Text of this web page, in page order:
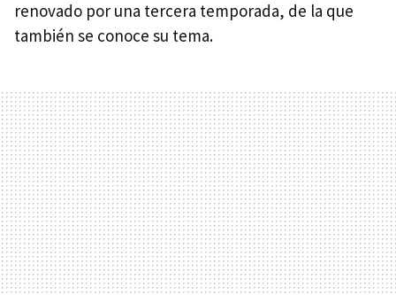
renovado por una tercera temporada, de la que
también se conoce su tema.